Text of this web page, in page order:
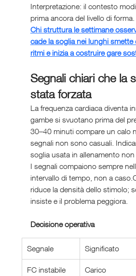
Interpretazione: il contesto
prima ancora del livello di forma.
Chi struttura le settimane
cade la soglia nei lunghi smette
ritmi e inizia a costruire gare
Segnali chiari che la
stata forzata
La frequenza cardiaca diventa
gambe si svuotano prima del
30–40 minuti compare un calo
segnali non sono casuali.
soglia usata in allenamento non
I segnali compaiono sempre
intervallo di tempo, non a
riduce la densità dello stimolo;
insiste e il problema peggiora.
Decisione operativa
Segnale Significato
FC instabile
Carico